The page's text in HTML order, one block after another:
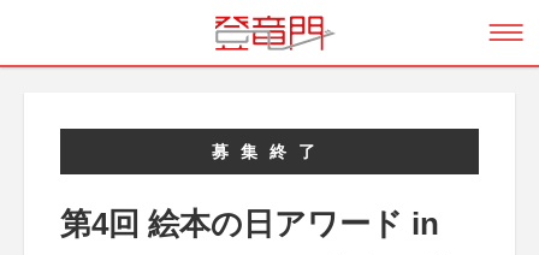
募集終了
第4回 絵本の日アワード in